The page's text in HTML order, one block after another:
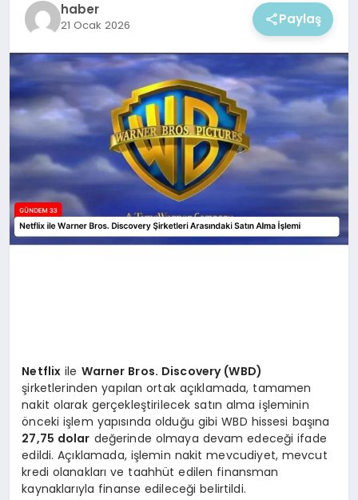
haber
21 Ocak 2026 Paylaş
Netflix ile Warner Bros. Discovery (WBD)
şirketlerinden yapılan ortak açıklamada, tamamen
nakit olarak gerçekleştirilecek satın alma işleminin
önceki işlem yapısında olduğu gibi WBD hissesi başına
27,75 dolar değerinde olmaya devam edeceği ifade
edildi. Açıklamada, işlemin nakit mevcudiyet, mevcut
kredi olanakları ve taahhüt edilen finansman
kaynaklarıyla finanse edileceği belirtildi.